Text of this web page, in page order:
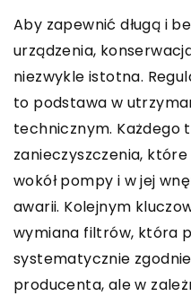
Aby zapewnić długą i
urządzenia,
niezwykle istotna.
to podstawa w
technicznym. Każdego
zanieczyszczenia,
wokół pompy i w jej
awarii. Kolejnym
wymiana filtrów, która
systematycznie
producenta, ale w